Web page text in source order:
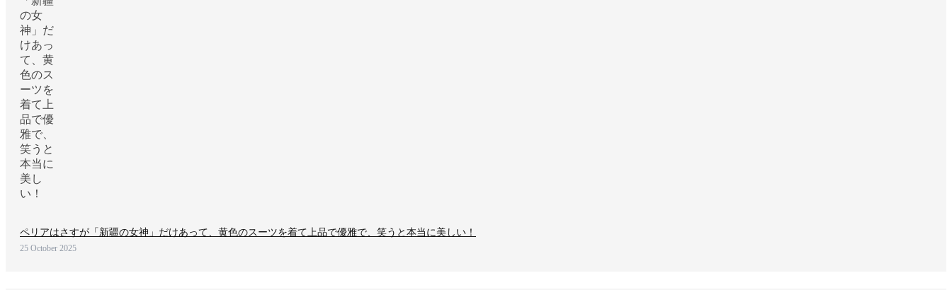
ペリアはさすが「新疆の女神」だけあって、黄色のスーツを着て上品で優雅で、笑うと本当に美しい！
25 October 2025